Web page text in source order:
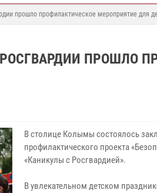
прошло профилактическое мероприятие для
ПРОШЛО
В столице Колымы состоялось
профилактического проекта
«Каникулы с Росгвардией».
В увлекательном детском